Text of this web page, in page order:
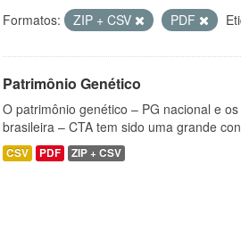
Formatos: ZIP + CSV PDF
Patrimônio Genético
O patrimônio genético – PG nacional e
brasileira – CTA tem sido uma grande
CSV PDF ZIP + CSV